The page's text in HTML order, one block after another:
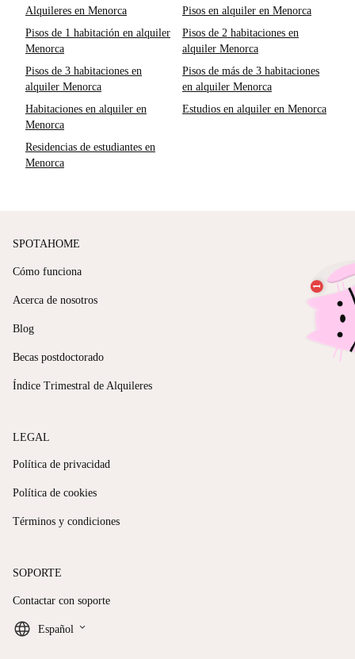
Alquileres en Menorca
Pisos en alquiler en Menorca
Pisos de 1 habitación en alquiler
Menorca
Pisos de 2 habitaciones en
alquiler Menorca
Pisos de 3 habitaciones en
alquiler Menorca
Pisos de más de 3 habitaciones
en alquiler Menorca
Habitaciones en alquiler en
Menorca
Estudios en alquiler en Menorca
Residencias de estudiantes en
Menorca
SPOTAHOME
Cómo funciona
Acerca de nosotros
Blog
Becas postdoctorado
Índice Trimestral de Alquileres
LEGAL
Política de privacidad
Política de cookies
Términos y condiciones
SOPORTE
Contactar con soporte
Español keyboard_arrow_down